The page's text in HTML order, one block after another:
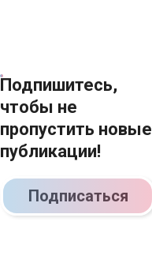
Подпишитесь,
чтобы не
пропустить новые
публикации!
Подписаться